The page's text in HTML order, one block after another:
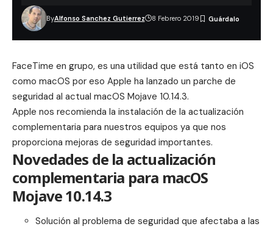
ByAlfonso Sanchez Gutierrez 8 Febrero 2019
FaceTime en grupo, es una utilidad que está tanto en iOS
como macOS por eso Apple ha lanzado un parche de
seguridad al actual macOS Mojave 10.14.3.
Apple nos recomienda la instalación de la actualización
complementaria para nuestros equipos ya que nos
proporciona mejoras de seguridad importantes.
Novedades de la actualización
complementaria para macOS
Mojave 10.14.3
Solución al problema de seguridad que afectaba a las